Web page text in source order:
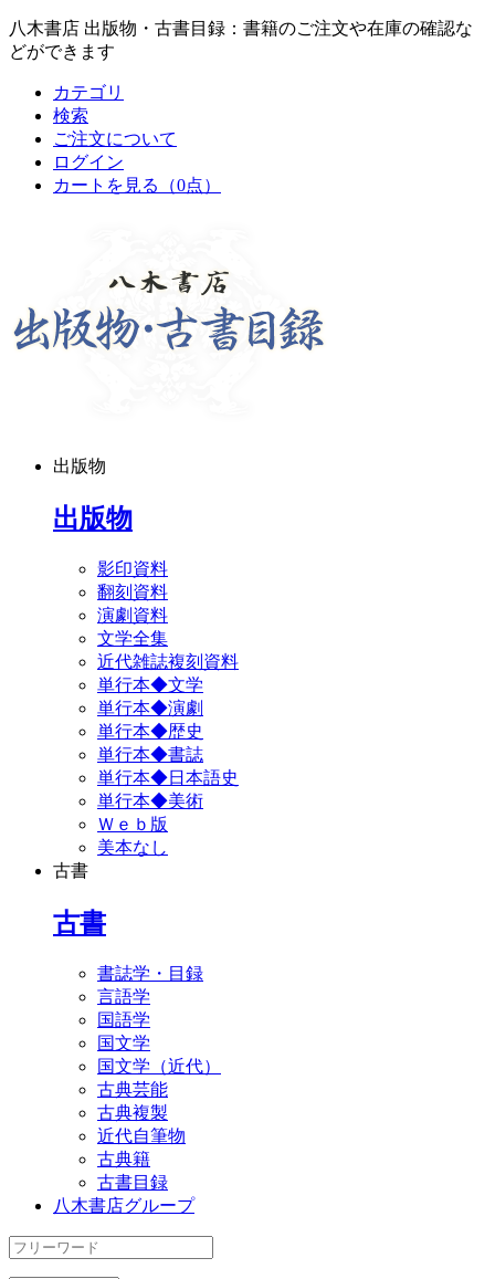
八木書店 出版物・古書目録：書籍のご注文や在庫の確認な
どができます
カテゴリ
検索
ご注文について
ログイン
カートを見る
（0点）
出版物
出版物
影印資料
翻刻資料
演劇資料
文学全集
近代雑誌複刻資料
単行本◆文学
単行本◆演劇
単行本◆歴史
単行本◆書誌
単行本◆日本語史
単行本◆美術
Ｗｅｂ版
美本なし
古書
古書
書誌学・目録
言語学
国語学
国文学
国文学（近代）
古典芸能
古典複製
近代自筆物
古典籍
古書目録
八木書店グループ